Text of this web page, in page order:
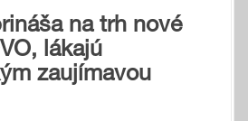
na trh nové
lákajú
zaujímavou